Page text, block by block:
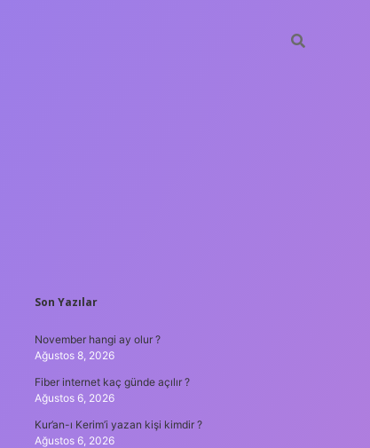
SIDEBAR
Son Yazılar
November hangi ay olur ?
Ağustos 8, 2026
Fiber internet kaç günde açılır ?
Ağustos 6, 2026
Kur’an-ı Kerim’i yazan kişi kimdir ?
Ağustos 6, 2026
güvenilir bahis siteleri